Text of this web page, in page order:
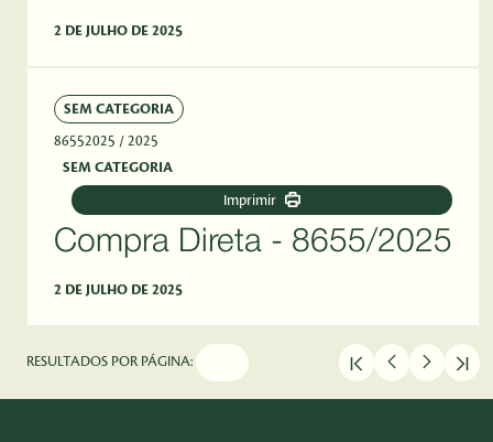
2 DE JULHO DE 2025
SEM CATEGORIA
86552025 / 2025
SEM CATEGORIA
Imprimir
Compra Direta - 8655/2025
2 DE JULHO DE 2025
RESULTADOS POR PÁGINA: